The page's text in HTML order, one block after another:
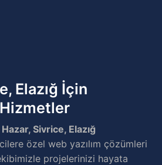
Elazığ İçin
Hazar, Sivrice, Elazığ
özel web yazılım çözümleri
projelerinizi hayata